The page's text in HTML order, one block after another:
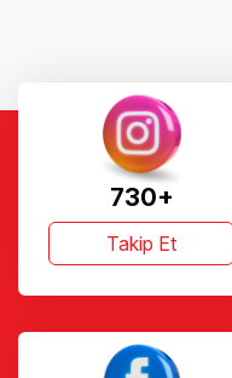
730+
Takip Et